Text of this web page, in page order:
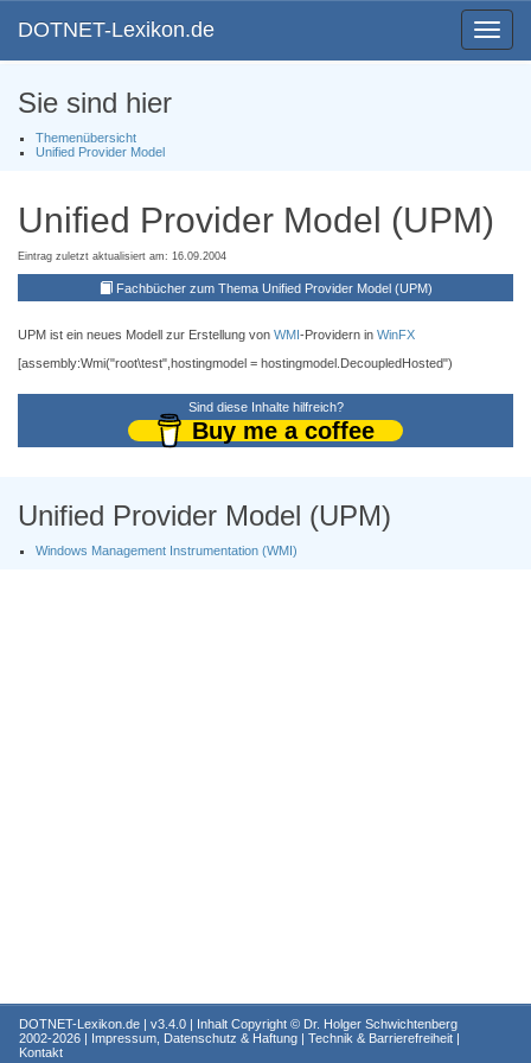
Toggle
DOTNET-Lexikon.de
Sie sind hier
Themenübersicht
Unified Provider Model
Unified Provider Model (UPM)
Eintrag zuletzt aktualisiert am: 16.09.2004
Fachbücher zum Thema Unified Provider Model (UPM)
UPM ist ein neues Modell zur Erstellung von WMI-Providern in WinFX
[assembly:Wmi("root\test",hostingmodel = hostingmodel.DecoupledHosted")
Sind diese Inhalte hilfreich?
Buy me a coffee
Unified Provider Model (UPM)
Windows Management Instrumentation (WMI)
DOTNET-Lexikon.de | v3.4.0 | Inhalt Copyright © Dr. Holger Schwichtenberg
2002-2026 | Impressum, Datenschutz & Haftung | Technik & Barrierefreiheit |
Kontakt